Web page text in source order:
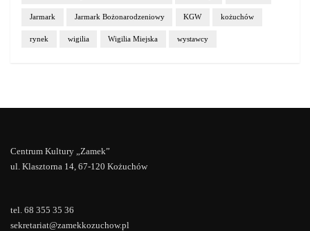
Jarmark Jarmark Bożonarodzeniowy KGW kożuchów
rynek wigilia Wigilia Miejska wystawcy
Centrum Kultury „Zamek”
ul. Klasztorna 14, 67-120 Kożuchów
tel. 68 355 35 36
sekretariat@zamekkozuchow.pl